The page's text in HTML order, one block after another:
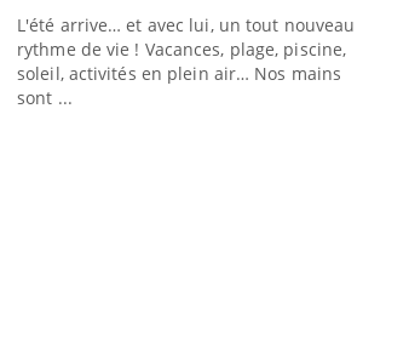
L'été arrive… et avec lui, un tout nouveau
rythme de vie ! Vacances, plage, piscine,
soleil, activités en plein air… Nos mains
sont ...